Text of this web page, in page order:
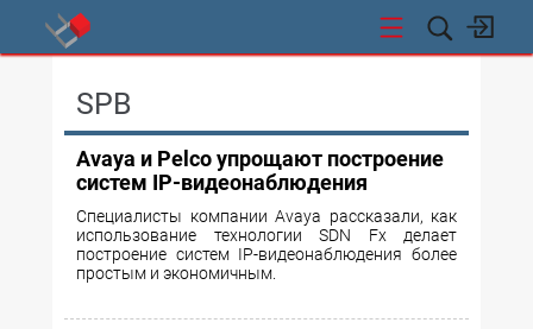
SPB
Avaya и Pelco упрощают построение
систем IP-видеонаблюдения
Специалисты компании Avaya рассказали, как
использование технологии SDN Fx делает
построение систем IP-видеонаблюдения более
простым и экономичным.